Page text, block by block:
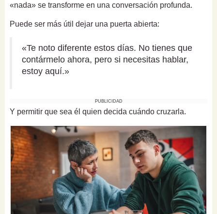
«nada» se transforme en una conversación profunda.
Puede ser más útil dejar una puerta abierta:
«Te noto diferente estos días. No tienes que
contármelo ahora, pero si necesitas hablar,
estoy aquí.»
PUBLICIDAD
Y permitir que sea él quien decida cuándo cruzarla.